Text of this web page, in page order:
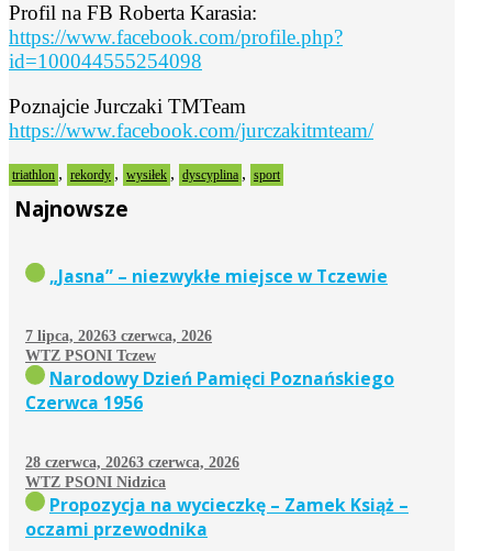
Profil na FB Roberta Karasia:
https://www.facebook.com/profile.php?
id=100044555254098
Poznajcie Jurczaki TMTeam
https://www.facebook.com/jurczakitmteam/
triathlon , rekordy , wysiłek , dyscyplina , sport
Najnowsze
„Jasna” – niezwykłe miejsce w Tczewie
7 lipca, 20263 czerwca, 2026
WTZ PSONI Tczew
Narodowy Dzień Pamięci Poznańskiego
Czerwca 1956
28 czerwca, 20263 czerwca, 2026
WTZ PSONI Nidzica
Propozycja na wycieczkę – Zamek Książ –
oczami przewodnika